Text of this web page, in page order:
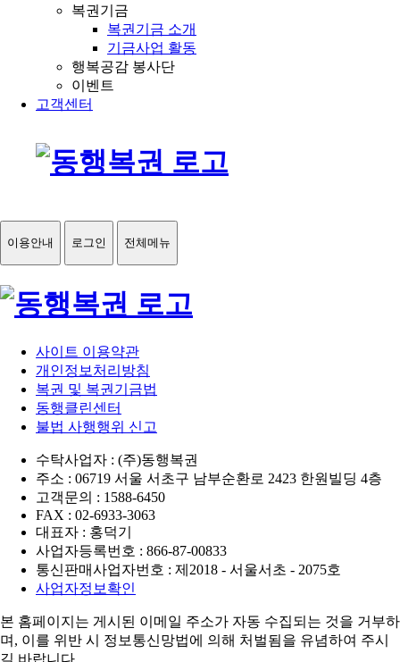
복권기금
복권기금 소개
기금사업 활동
행복공감 봉사단
이벤트
고객센터
이용안내 로그인 전체메뉴
사이트 이용약관
개인정보처리방침
복권 및 복권기금법
동행클린센터
불법 사행행위 신고
수탁사업자 : (주)동행복권
주소 : 06719 서울 서초구 남부순환로 2423 한원빌딩 4층
고객문의 : 1588-6450
FAX : 02-6933-3063
대표자 : 홍덕기
사업자등록번호 : 866-87-00833
통신판매사업자번호 : 제2018 - 서울서초 - 2075호
사업자정보확인
본 홈페이지는 게시된 이메일 주소가 자동 수집되는 것을 거부하
며, 이를 위반 시 정보통신망법에 의해 처벌됨을 유념하여 주시